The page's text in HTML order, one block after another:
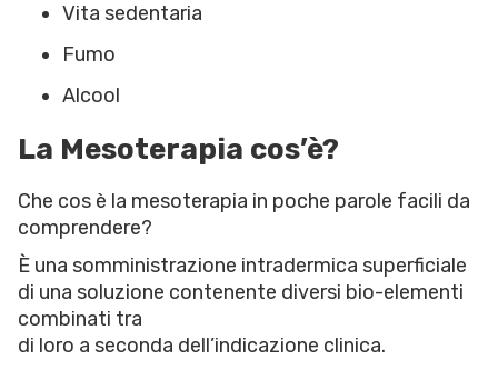
Vita sedentaria
Fumo
Alcool
La Mesoterapia cos’è?
Che cos è la mesoterapia in poche parole facili da
comprendere?
È una somministrazione intradermica superficiale
di una soluzione contenente diversi bio-elementi
combinati tra
di loro a seconda dell’indicazione clinica.